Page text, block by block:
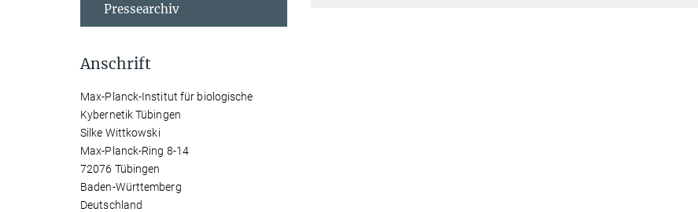
Pressearchiv
Anschrift
Max-Planck-Institut für biologische
Kybernetik Tübingen
Silke Wittkowski
Max-Planck-Ring 8-14
72076 Tübingen
Baden-Württemberg
Deutschland